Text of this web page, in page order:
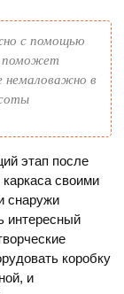
с помощью
поможет
в
этап после
своими
снаружи
интересный
коробку
и